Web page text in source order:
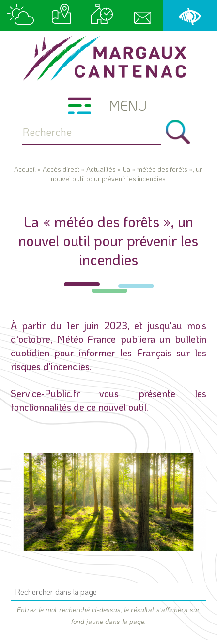
MENU
Accueil» Accès direct» Actualités » La « météo des forêts », un
nouvel outil pour prévenir les incendies
La « météo des forêts », un
nouvel outil pour prévenir les
incendies
À partir du 1er juin 2023, et jusqu'au mois
d'octobre, Météo France publiera un bulletin
quotidien pour informer les Français sur les
risques d'incendies.
Service-Public.fr vous présente les
fonctionnalités de ce nouvel outil.
Entrez le mot recherché ci-dessus, le résultat s'affichera sur
fond jaune dans la page.